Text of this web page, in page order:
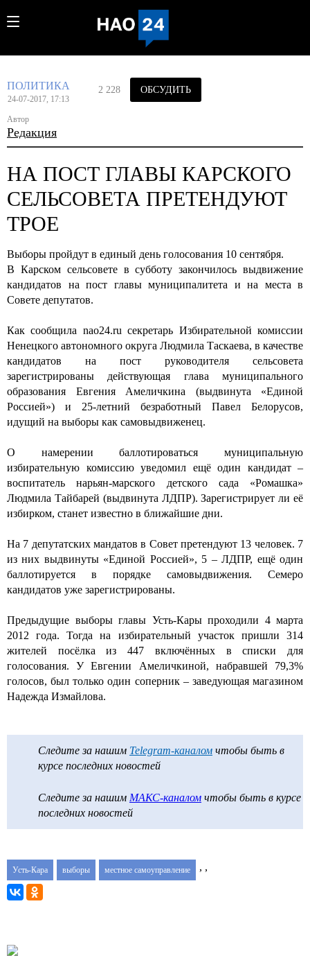
ПОЛИТИКА
24-07-2017, 17:13
Автор
Редакция
2 228 ОБСУДИТЬ
НА ПОСТ ГЛАВЫ КАРСКОГО
СЕЛЬСОВЕТА ПРЕТЕНДУЮТ
ТРОЕ
Выборы пройдут в единый день голосования 10 сентября.
В Карском сельсовете в субботу закончилось выдвижение
кандидатов на пост главы муниципалитета и на места в
Совете депутатов.
Как сообщила nao24.ru секретарь Избирательной комиссии
Ненецкого автономного округа Людмила Таскаева, в качестве
кандидатов на пост руководителя сельсовета
зарегистрированы действующая глава муниципального
образования Евгения Амеличкина (выдвинута «Единой
Россией») и 25-летний безработный Павел Белорусов,
идущий на выборы как самовыдвиженец.
О намерении баллотироваться муниципальную
избирательную комиссию уведомил ещё один кандидат –
воспитатель нарьян-марского детского сада «Ромашка»
Людмила Тайбарей (выдвинута ЛДПР). Зарегистрирует ли её
избирком, станет известно в ближайшие дни.
На 7 депутатских мандатов в Совет претендуют 13 человек. 7
из них выдвинуты «Единой Россией», 5 – ЛДПР, ещё один
баллотируется в порядке самовыдвижения. Семеро
кандидатов уже зарегистрированы.
Предыдущие выборы главы Усть-Кары проходили 4 марта
2012 года. Тогда на избирательный участок пришли 314
жителей посёлка из 447 включённых в списки для
голосования. У Евгении Амеличкиной, набравшей 79,3%
голосов, был только один соперник – заведующая магазином
Надежда Измайлова.
Следите за нашим Telegram-каналом чтобы быть в
курсе последних новостей
Следите за нашим МАКС-каналом чтобы быть в курсе
последних новостей
Усть-Кара ,
выборы ,
местное самоуправление